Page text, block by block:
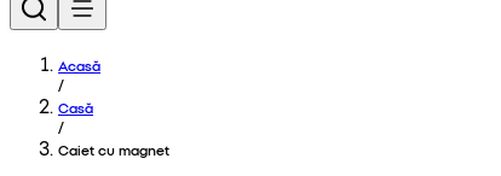
Acasă
/
Casă
/
Caiet cu magnet